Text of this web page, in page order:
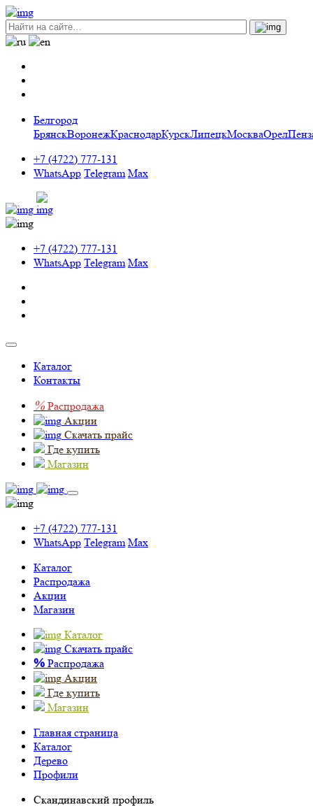
Белгород
БрянскВоронежКраснодарКурскЛипецкМоскваОрел
+7 (4722) 777-131
WhatsApp Telegram Max
+7 (4722) 777-131
WhatsApp Telegram Max
Каталог
Контакты
% Распродажа
Акции
Скачать прайс
Где купить
Магазин
+7 (4722) 777-131
WhatsApp Telegram Max
Каталог
Распродажа
Акции
Магазин
Каталог
Скачать прайс
% Распродажа
Акции
Где купить
Магазин
Главная страница
Каталог
Дерево
Профили
Скандинавский профиль